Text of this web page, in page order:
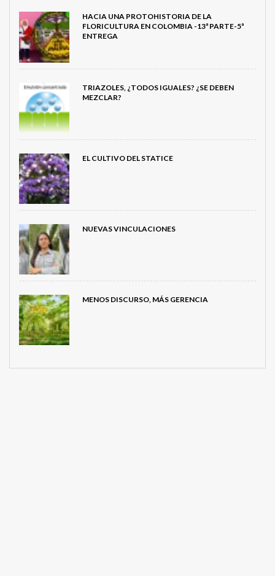
HACIA UNA PROTOHISTORIA DE LA
FLORICULTURA EN COLOMBIA -13ª PARTE-5ª
ENTREGA
TRIAZOLES, ¿TODOS IGUALES? ¿SE DEBEN
MEZCLAR?
EL CULTIVO DEL STATICE
NUEVAS VINCULACIONES
MENOS DISCURSO, MÁS GERENCIA